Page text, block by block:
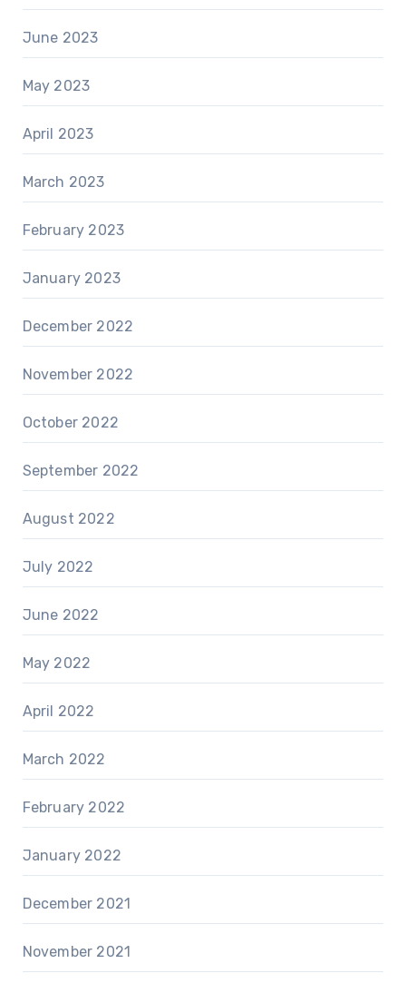
June 2023
May 2023
April 2023
March 2023
February 2023
January 2023
December 2022
November 2022
October 2022
September 2022
August 2022
July 2022
June 2022
May 2022
April 2022
March 2022
February 2022
January 2022
December 2021
November 2021